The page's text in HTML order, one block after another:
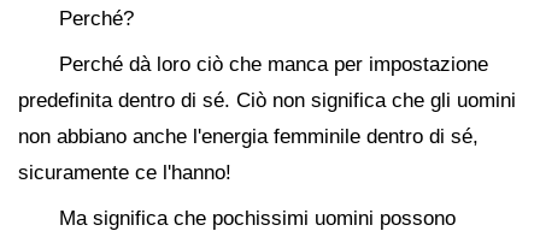
Perché?
Perché dà loro ciò che manca per impostazione
predefinita dentro di sé. Ciò non significa che gli uomini
non abbiano anche l'energia femminile dentro di sé,
sicuramente ce l'hanno!
Ma significa che pochissimi uomini possono